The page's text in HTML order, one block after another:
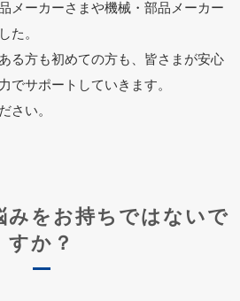
メーカーさまや機械・部品メーカー
た。
る方も初めての方も、皆さまが安心
でサポートしていきます。
さい。
みをお持ちではないで
すか？